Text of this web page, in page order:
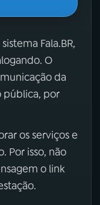
Fala.BR,
O
da
pública, por
os serviços e
Por isso, não
o link